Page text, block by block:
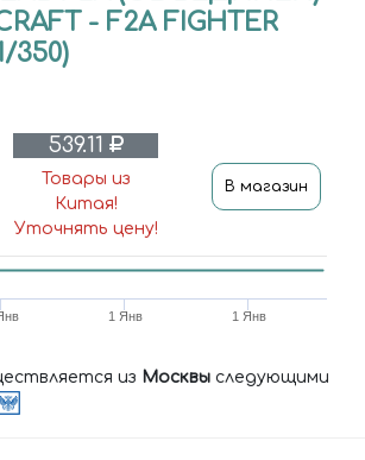
- F2A FIGHTER
350)
539.11
Товары из
Китая!
Уточнять цену!
В магазин
1 Янв 1 Янв
из Москвы следующими